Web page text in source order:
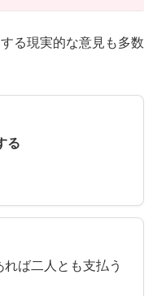
る現実的な意見も多数
る
ば二人とも支払う